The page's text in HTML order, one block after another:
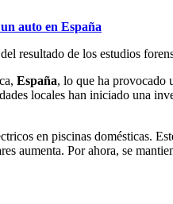
auto en España
resultado de los estudios
España, lo que ha provocado
locales han iniciado una
en piscinas domésticas.
aumenta. Por ahora, se